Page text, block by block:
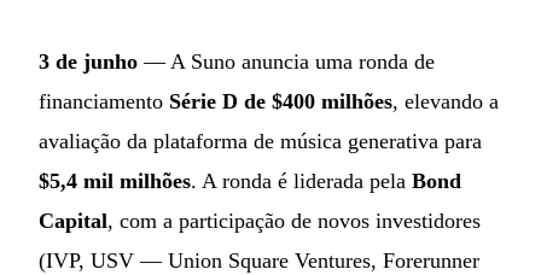
3 de junho — A Suno anuncia uma ronda de
financiamento Série D de $400 milhões, elevando a
avaliação da plataforma de música generativa para
$5,4 mil milhões. A ronda é liderada pela Bond
Capital, com a participação de novos investidores
(IVP, USV — Union Square Ventures, Forerunner